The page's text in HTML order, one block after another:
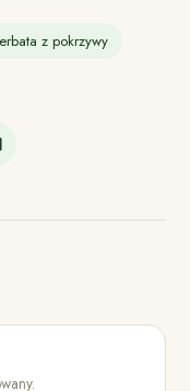
z pokrzywy